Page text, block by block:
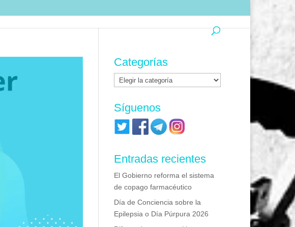
Categorías
Categorías
Síguenos
Entradas recientes
El Gobierno reforma el sistema
de copago farmacéutico
Día de Conciencia sobre la
Epilepsia o Día Púrpura 2026